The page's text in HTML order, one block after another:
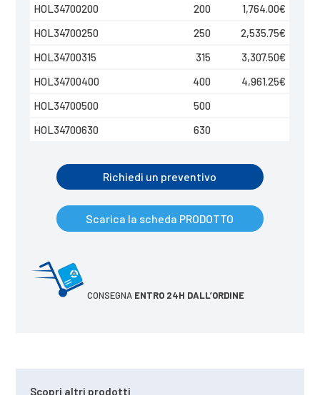
HOL34700200
200 1,764.00€
HOL34700250
250 2,535.75€
HOL34700315
315 3,307.50€
HOL34700400
400 4,961.25€
HOL34700500
500
HOL34700630
630
Richiedi un preventivo
Scarica la scheda PRODOTTO
CONSEGNA ENTRO 24H DALL’ORDINE
Scopri altri prodotti